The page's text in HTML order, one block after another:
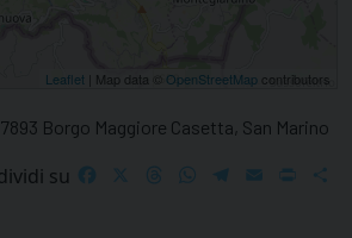
Leaflet | Map data © OpenStreetMap contributors
Borgo Maggiore Casetta, San Marino
su FacebookThreadsWhatsApp
Telegram
EmailPrint